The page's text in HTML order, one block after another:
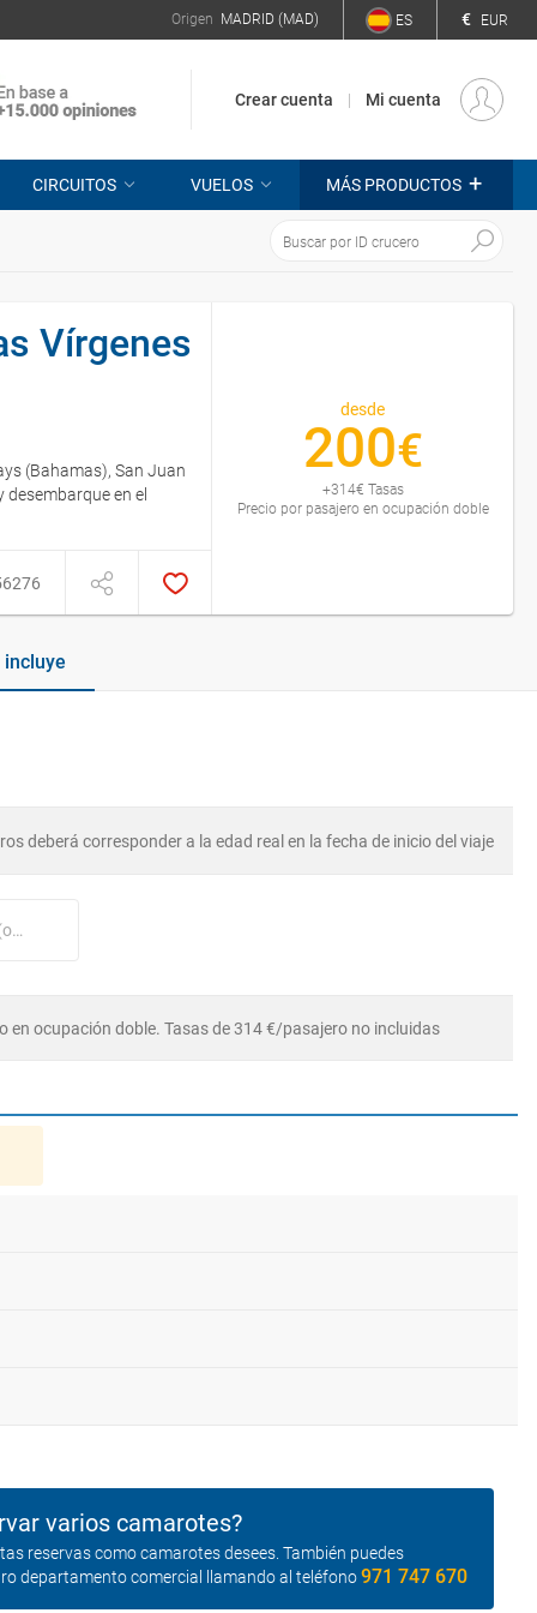
Origen MADRID (MAD) ES € EUR
Crear cuenta Mi cuenta
CIRCUITOS VUELOS MÁS PRODUCTOS +
Vírgenes
(Bahamas), San Juan
en el
desde
200€
+314€ Tasas
Precio por pasajero en ocupación doble
/ No incluye
deberá corresponder a la edad real en la fecha de inicio del viaje
Nº tarjeta cliente Carnival Cruise Line (opcional)
en ocupación doble. Tasas de 314 €/pasajero no incluidas
varios camarotes?
reservas como camarotes desees. También puedes
departamento comercial llamando al teléfono971 747 670